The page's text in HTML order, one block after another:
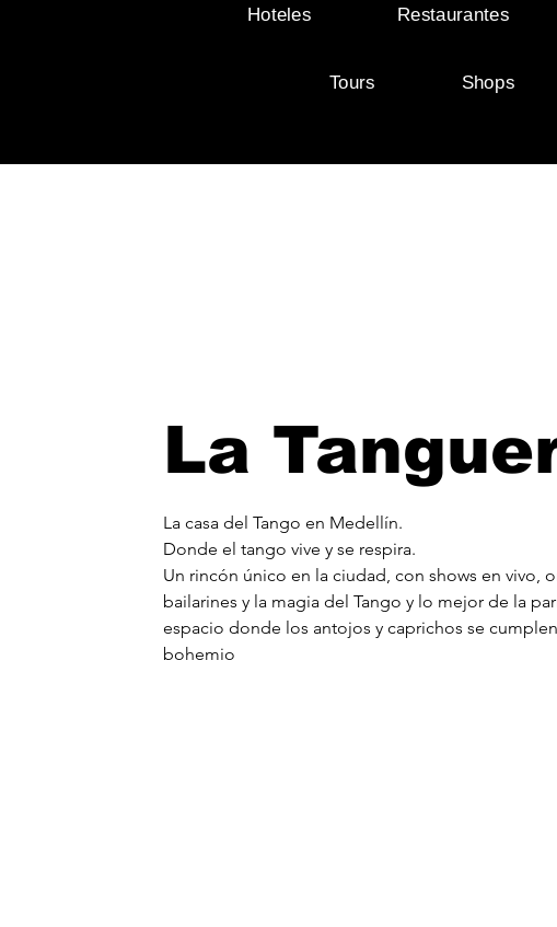
Hoteles Restaurantes
Tours Shops
La
La casa del Tango en Medellín.
Donde el tango vive y se respira.
Un rincón único en la ciudad, con shows en vivo,
bailarines y la magia del Tango y lo mejor de la
espacio donde los antojos y caprichos se
bohemio